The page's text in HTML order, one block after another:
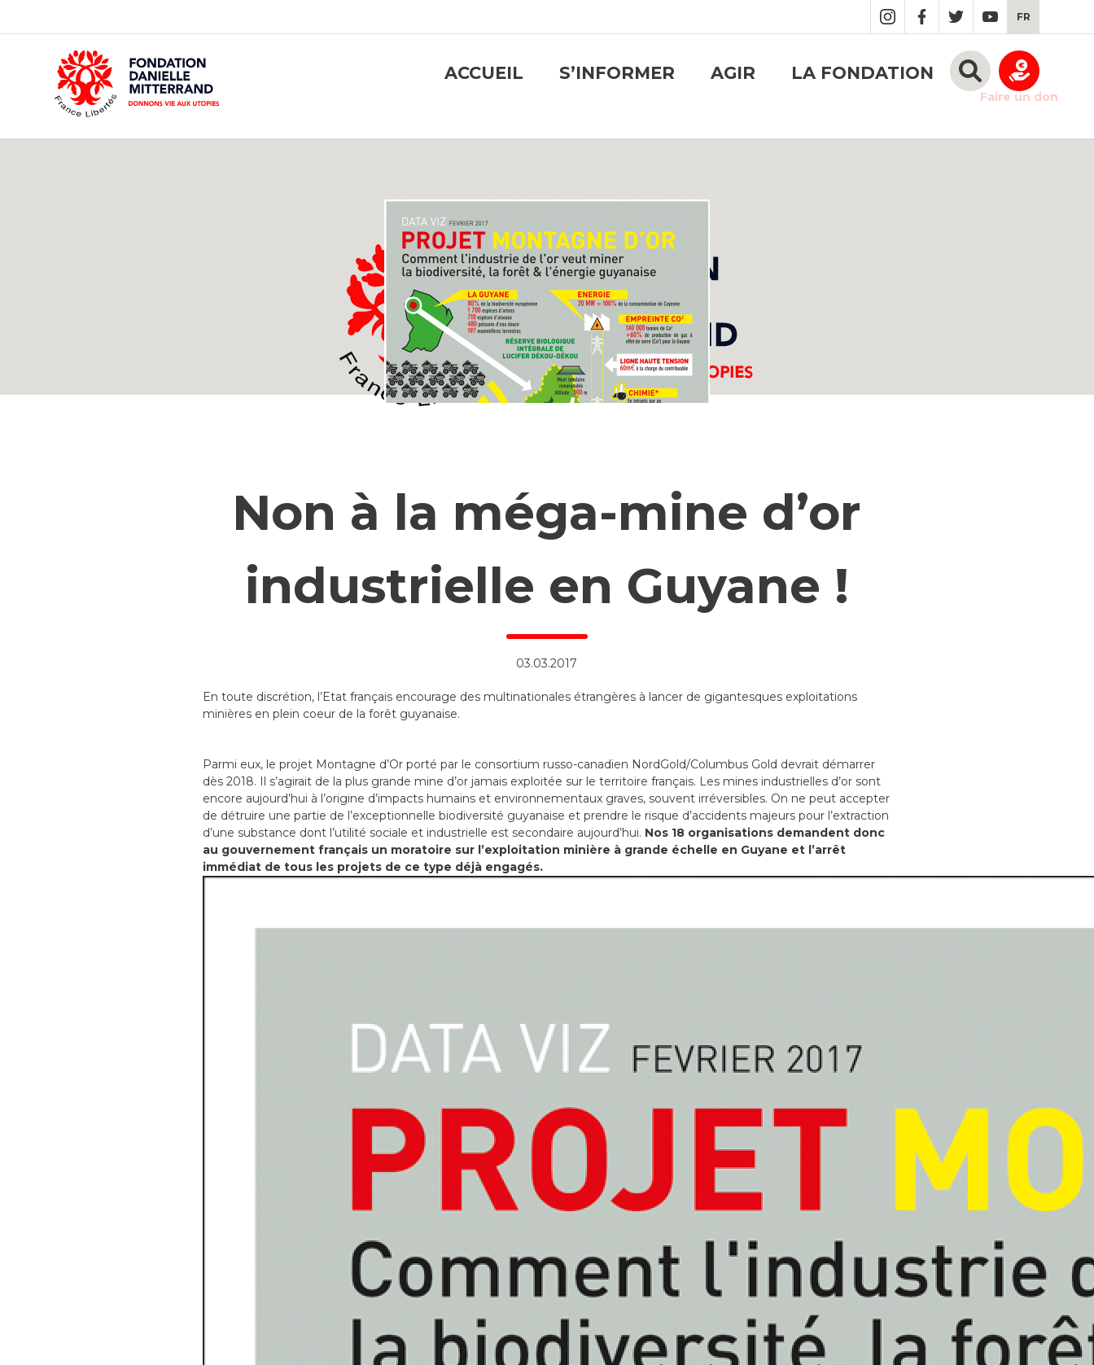
CONTENT
FR
ACCUEIL S’INFORMER AGIR LA FONDATION
Faire un don
Non à la méga-mine d’or
industrielle en Guyane !
03.03.2017
En toute discrétion, l’Etat français encourage des multinationales étrangères à lancer de gigantesques exploitations
minières en plein coeur de la forêt guyanaise.
Parmi eux, le projet Montagne d’Or porté par le consortium russo-canadien NordGold/Columbus Gold devrait démarrer
dès 2018. Il s’agirait de la plus grande mine d’or jamais exploitée sur le territoire français. Les mines industrielles d’or sont
encore aujourd’hui à l’origine d’impacts humains et environnementaux graves, souvent irréversibles. On ne peut accepter
de détruire une partie de l’exceptionnelle biodiversité guyanaise et prendre le risque d’accidents majeurs pour l’extraction
d’une substance dont l’utilité sociale et industrielle est secondaire aujourd’hui. Nos 18 organisations demandent donc
au gouvernement français un moratoire sur l’exploitation minière à grande échelle en Guyane et l’arrêt
immédiat de tous les projets de ce type déjà engagés.